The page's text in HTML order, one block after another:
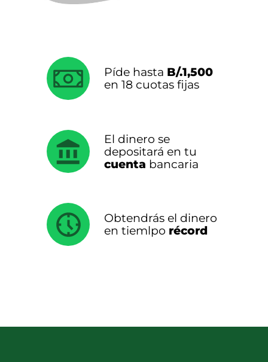
Píde hasta B/.1,500
en 18 cuotas fijas
El dinero se
depositará en tu
cuenta bancaria
Obtendrás el dinero
en tiemlpo récord